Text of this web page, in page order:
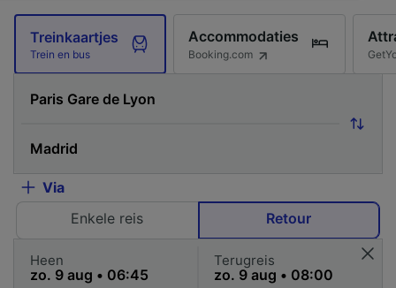
Treinkaartjes
Trein en bus
Accommodaties
Booking.com
Via
Enkele reis
Retour
Heen Terugreis